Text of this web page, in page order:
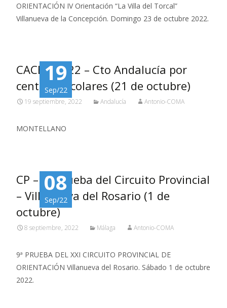
ORIENTACIÓN IV Orientación “La Villa del Torcal”
Villanueva de la Concepción. Domingo 23 de octubre 2022.
19
Sep/22
CACEO 2022 – Cto Andalucía por
centros escolares (21 de octubre)
19 septiembre, 2022 Andalucía Antonio-COMA
MONTELLANO
08
Sep/22
CP – 9ª prueba del Circuito Provincial
– Villanueva del Rosario (1 de
octubre)
8 septiembre, 2022 Málaga Antonio-COMA
9ª PRUEBA DEL XXI CIRCUITO PROVINCIAL DE
ORIENTACIÓN Villanueva del Rosario. Sábado 1 de octubre
2022.